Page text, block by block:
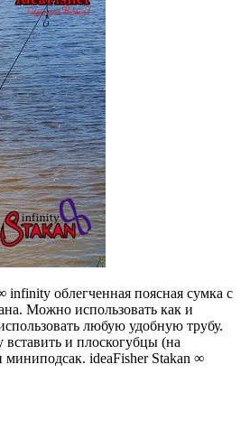
infinity облегченная поясная сумка с
Можно использовать как и
любую удобную трубу.
и плоскогубцы (на
миниподсак. ideaFisher Stakan ∞